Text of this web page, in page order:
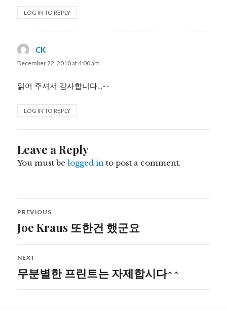
LOG IN TO REPLY
CK
December 22, 2010 at 4:00 am
읽어 주셔서 감사합니다…^^
LOG IN TO REPLY
Leave a Reply
You must belogged in to post a comment.
Post
navigation
PREVIOUS
Previous
Joe Kraus 또한건 했군요
NEXT
Next
무분별한 프린트는 자제합시다^^